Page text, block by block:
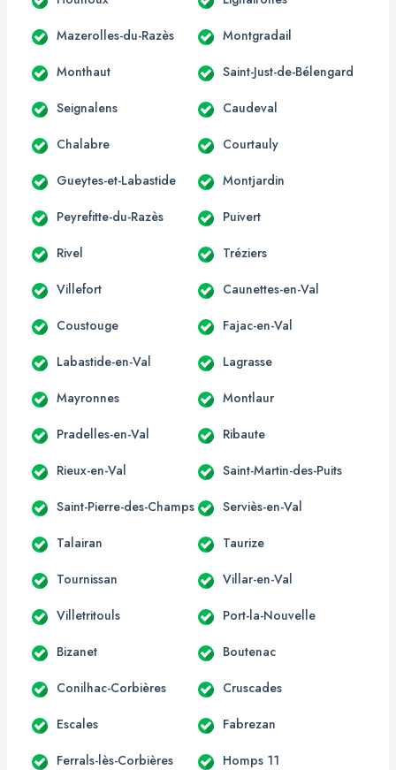
Mazerolles-du-Razès Montgradail
Monthaut Saint-Just-de-Bélengard
Seignalens Caudeval
Chalabre Courtauly
Gueytes-et-Labastide Montjardin
Peyrefitte-du-Razès Puivert
Rivel Tréziers
Villefort Caunettes-en-Val
Coustouge Fajac-en-Val
Labastide-en-Val Lagrasse
Mayronnes Montlaur
Pradelles-en-Val Ribaute
Rieux-en-Val Saint-Martin-des-Puits
Saint-Pierre-des-Champs Serviès-en-Val
Talairan Taurize
Tournissan Villar-en-Val
Villetritouls Port-la-Nouvelle
Bizanet Boutenac
Conilhac-Corbières Cruscades
Escales Fabrezan
Ferrals-lès-Corbières Homps 11